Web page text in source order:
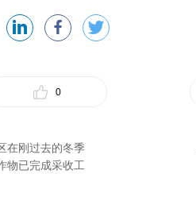
0
在刚过去的冬季
物已完成采收工